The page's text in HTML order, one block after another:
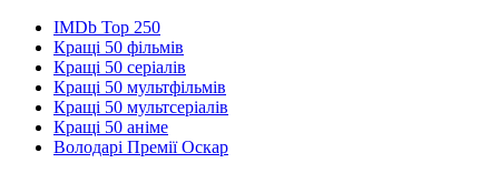
IMDb Top 250
Кращі 50 фільмів
Кращі 50 серіалів
Кращі 50 мультфільмів
Кращі 50 мультсеріалів
Кращі 50 аніме
Володарі Премії Оскар